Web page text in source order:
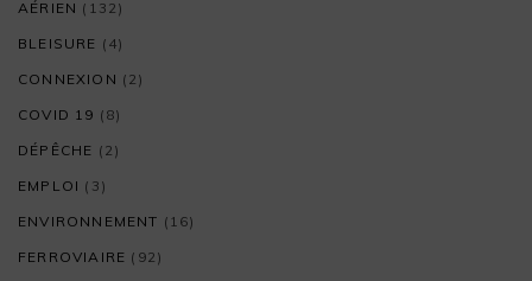
AÉRIEN (132)
BLEISURE (4)
CONNEXION (2)
COVID 19 (8)
DÉPÊCHE (2)
EMPLOI (3)
ENVIRONNEMENT (16)
FERROVIAIRE (92)